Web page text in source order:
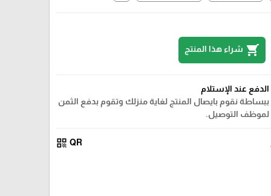
shopping_cart شراء هذا المنتج
الدفع عند الإستلام
ببساطة نقوم بايصال المنتج لغاية منزلك وتقوم بدفع الثمن
لموظف التوصيل.
QR
qr_code